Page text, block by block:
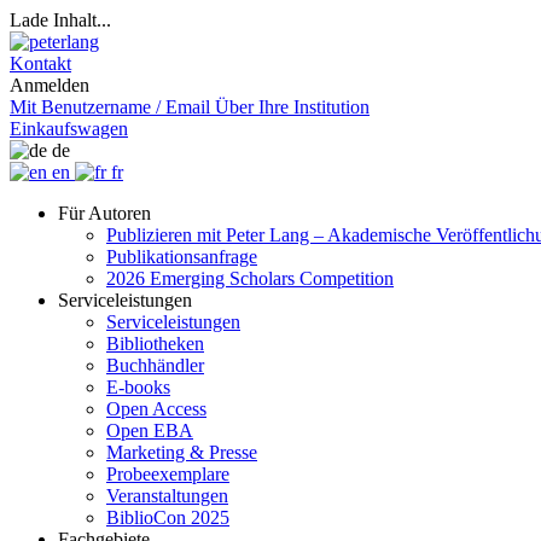
Lade Inhalt...
Kontakt
Anmelden
Mit Benutzername / Email Über Ihre Institution
Einkaufswagen
de
en
fr
Für Autoren
Publizieren mit Peter Lang – Akademische
Publikationsanfrage
2026 Emerging Scholars Competition
Serviceleistungen
Serviceleistungen
Bibliotheken
Buchhändler
E-books
Open Access
Open EBA
Marketing & Presse
Probeexemplare
Veranstaltungen
BiblioCon 2025